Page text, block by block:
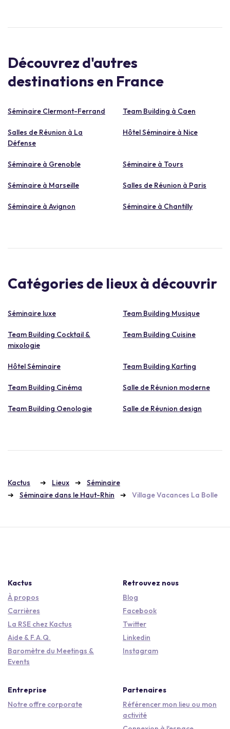
Découvrez d'autres
destinations en France
Séminaire Clermont-Ferrand Team Building à Caen
Salles de Réunion à La
Défense
Hôtel Séminaire à Nice
Séminaire à Grenoble Séminaire à Tours
Séminaire à Marseille Salles de Réunion à Paris
Séminaire à Avignon Séminaire à Chantilly
Catégories de lieux à découvrir
Séminaire luxe Team Building Musique
Team Building Cocktail &
mixologie
Team Building Cuisine
Hôtel Séminaire Team Building Karting
Team Building Cinéma Salle de Réunion moderne
Team Building Oenologie Salle de Réunion design
Kactus Lieux
Séminaire
Séminaire dans le Haut-Rhin
Village Vacances La Bolle
Kactus
À propos
Carrières
La RSE chez Kactus
Aide & F.A.Q.
Baromètre du Meetings &
Events
Retrouvez nous
Blog
Facebook
Twitter
Linkedin
Instagram
Entreprise
Notre offre corporate
Partenaires
Référencer mon lieu ou mon
activité